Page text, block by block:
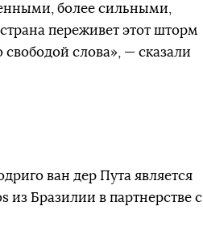
более сильными,
переживет этот шторм
свободой слова», — сказали
ван дер Пута является
из Бразилии в партнерстве с